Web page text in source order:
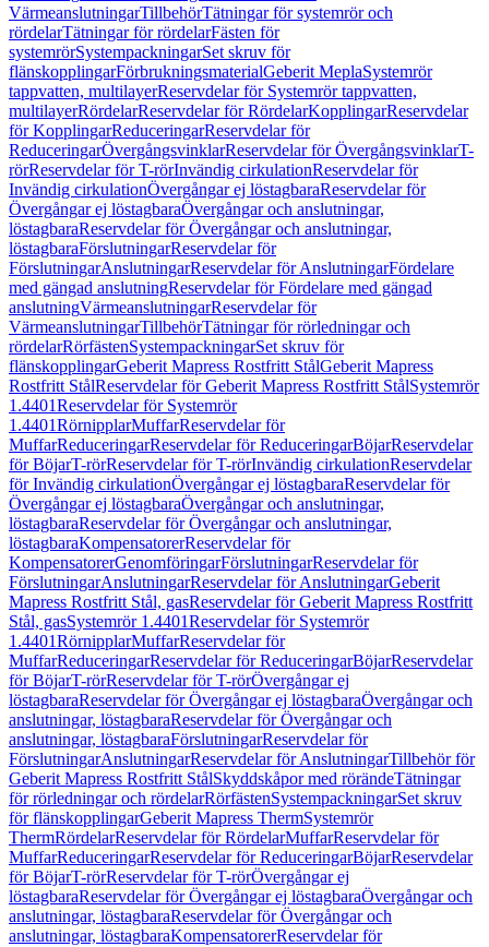
VärmeanslutningarTillbehörTätningar för systemrör och
rördelarTätningar för rördelarFästen för
systemrörSystempackningarSet skruv för
flänskopplingarFörbrukningsmaterialGeberit MeplaSystemrör
tappvatten, multilayerReservdelar för Systemrör tappvatten,
multilayerRördelarReservdelar för RördelarKopplingarReservdelar
för KopplingarReduceringarReservdelar för
ReduceringarÖvergångsvinklarReservdelar för ÖvergångsvinklarT-
rörReservdelar för T-rörInvändig cirkulationReservdelar för
Invändig cirkulationÖvergångar ej löstagbaraReservdelar för
Övergångar ej löstagbaraÖvergångar och anslutningar,
löstagbaraReservdelar för Övergångar och anslutningar,
löstagbaraFörslutningarReservdelar för
FörslutningarAnslutningarReservdelar för AnslutningarFördelare
med gängad anslutningReservdelar för Fördelare med gängad
anslutningVärmeanslutningarReservdelar för
VärmeanslutningarTillbehörTätningar för rörledningar och
rördelarRörfästenSystempackningarSet skruv för
flänskopplingarGeberit Mapress Rostfritt StålGeberit Mapress
Rostfritt StålReservdelar för Geberit Mapress Rostfritt StålSystemrör
1.4401Reservdelar för Systemrör
1.4401RörnipplarMuffarReservdelar för
MuffarReduceringarReservdelar för ReduceringarBöjarReservdelar
för BöjarT-rörReservdelar för T-rörInvändig cirkulationReservdelar
för Invändig cirkulationÖvergångar ej löstagbaraReservdelar för
Övergångar ej löstagbaraÖvergångar och anslutningar,
löstagbaraReservdelar för Övergångar och anslutningar,
löstagbaraKompensatorerReservdelar för
KompensatorerGenomföringarFörslutningarReservdelar för
FörslutningarAnslutningarReservdelar för AnslutningarGeberit
Mapress Rostfritt Stål, gasReservdelar för Geberit Mapress Rostfritt
Stål, gasSystemrör 1.4401Reservdelar för Systemrör
1.4401RörnipplarMuffarReservdelar för
MuffarReduceringarReservdelar för ReduceringarBöjarReservdelar
för BöjarT-rörReservdelar för T-rörÖvergångar ej
löstagbaraReservdelar för Övergångar ej löstagbaraÖvergångar och
anslutningar, löstagbaraReservdelar för Övergångar och
anslutningar, löstagbaraFörslutningarReservdelar för
FörslutningarAnslutningarReservdelar för AnslutningarTillbehör för
Geberit Mapress Rostfritt StålSkyddskåpor med rörändeTätningar
för rörledningar och rördelarRörfästenSystempackningarSet skruv
för flänskopplingarGeberit Mapress ThermSystemrör
ThermRördelarReservdelar för RördelarMuffarReservdelar för
MuffarReduceringarReservdelar för ReduceringarBöjarReservdelar
för BöjarT-rörReservdelar för T-rörÖvergångar ej
löstagbaraReservdelar för Övergångar ej löstagbaraÖvergångar och
anslutningar, löstagbaraReservdelar för Övergångar och
anslutningar, löstagbaraKompensatorerReservdelar för